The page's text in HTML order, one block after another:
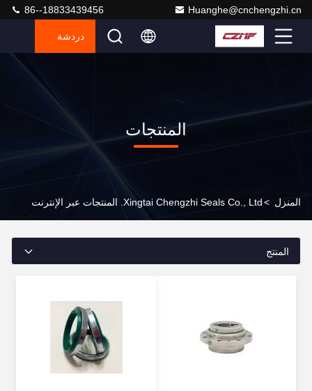
Huanghe@cnchengzhi.cn
86--18833439456
دردشة
المنتجات
المنزل >Xingtai Chengzhi Seals Co., Ltd. المنتجات عبر الإنترنت
المنتج